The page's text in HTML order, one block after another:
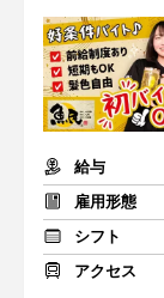
給与
雇用形態
シフト
アクセス